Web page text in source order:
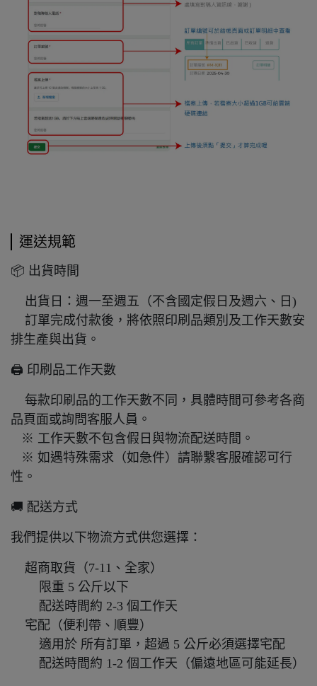
運送規範
📦 出貨時間
出貨日：週一至週五（不含國定假日及週六、日)
訂單完成付款後，將依照印刷品類別及工作天數安
排生產與出貨。
🖨️ 印刷品工作天數
每款印刷品的工作天數不同，具體時間可參考各商
品頁面或詢問客服人員。
※ 工作天數不包含假日與物流配送時間。
※ 如遇特殊需求（如急件）請聯繫客服確認可行
性。
🚚 配送方式
我們提供以下物流方式供您選擇：
超商取貨（7-11、全家）
限重 5 公斤以下
配送時間約 2-3 個工作天
宅配（便利帶、順豐）
適用於 所有訂單，超過 5 公斤必須選擇宅配
配送時間約 1-2 個工作天（偏遠地區可能延長）